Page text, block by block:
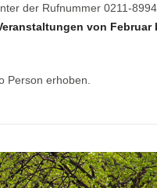
der Rufnummer 0211-
von Februar
Person erhoben.